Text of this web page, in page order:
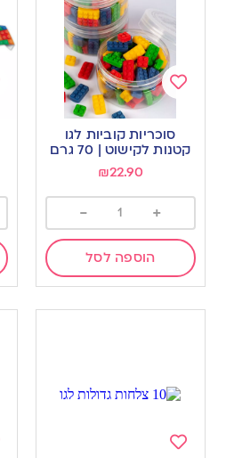
wishlist
סוכריות קוביות לגו
קטנות לקישוט | 70 גרם
₪22.90
+
-
הוספה לסל